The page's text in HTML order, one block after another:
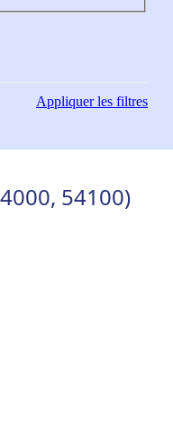
Appliquerles filtres
54100)